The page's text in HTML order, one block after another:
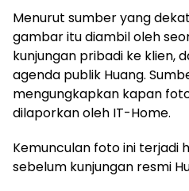
Menurut sumber yang
gambar itu diambil oleh
kunjungan pribadi ke klien,
agenda publik Huang.
mengungkapkan kapan
dilaporkan oleh IT-Home.
Kemunculan foto ini terjadi
sebelum kunjungan resmi